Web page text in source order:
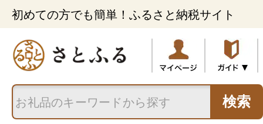
初めての方でも簡単！ふるさと納税サイト
検索